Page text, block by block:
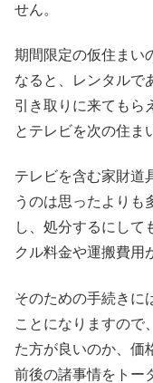
せん。
期間限定の仮住まい
なると、レンタルで
引き取りに来てもら
とテレビを次の住ま
テレビを含む家財道
うのは思ったよりも
し、処分するにして
クル料金や運搬費用
そのための手続きに
ことになりますので
た方が良いのか、価
前後の諸事情をトー